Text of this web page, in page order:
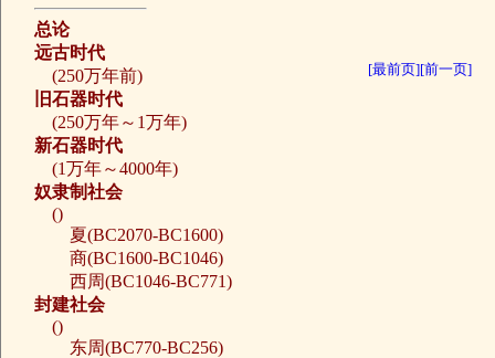
总论
远古时代
(250万年前)
旧石器时代
(250万年～1万年)
新石器时代
(1万年～4000年)
奴隶制社会
()
夏(BC2070-BC1600)
商(BC1600-BC1046)
西周(BC1046-BC771)
封建社会
()
东周(BC770-BC256)
[最前页][前一页]